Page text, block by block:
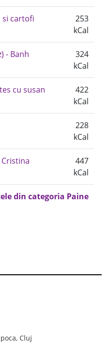
si cartofi
253
kCal
- Banh
324
kCal
cu susan
422
kCal
228
kCal
447
kCal
din categoria Paine
Cluj